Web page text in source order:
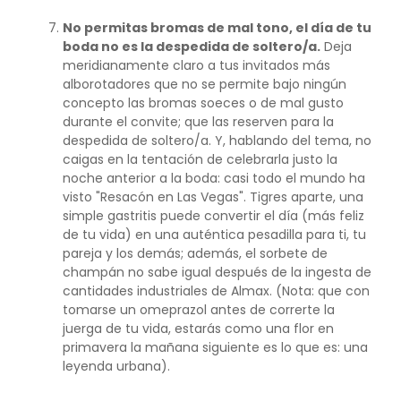
No permitas bromas de mal tono, el día de tu
boda no es la despedida de soltero/a. Deja
meridianamente claro a tus invitados más
alborotadores que no se permite bajo ningún
concepto las bromas soeces o de mal gusto
durante el convite; que las reserven para la
despedida de soltero/a. Y, hablando del tema, no
caigas en la tentación de celebrarla justo la
noche anterior a la boda: casi todo el mundo ha
visto "Resacón en Las Vegas". Tigres aparte, una
simple gastritis puede convertir el día (más feliz
de tu vida) en una auténtica pesadilla para ti, tu
pareja y los demás; además, el sorbete de
champán no sabe igual después de la ingesta de
cantidades industriales de Almax. (Nota: que con
tomarse un omeprazol antes de correrte la
juerga de tu vida, estarás como una flor en
primavera la mañana siguiente es lo que es: una
leyenda urbana).